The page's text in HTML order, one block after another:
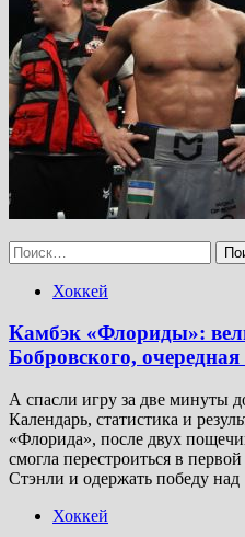
Найти:
Хоккей
Камбэк «Флориды»:
Бобровского,
А спасли игру за две минуты
Календарь, статистика и
«Флорида», после двух
смогла перестроиться в
Стэнли и одержать победу над
Хоккей